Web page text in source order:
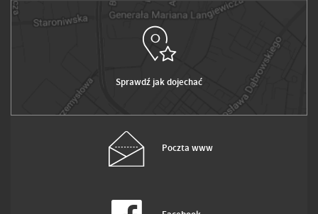
Sprawdź jak dojechać
Poczta www